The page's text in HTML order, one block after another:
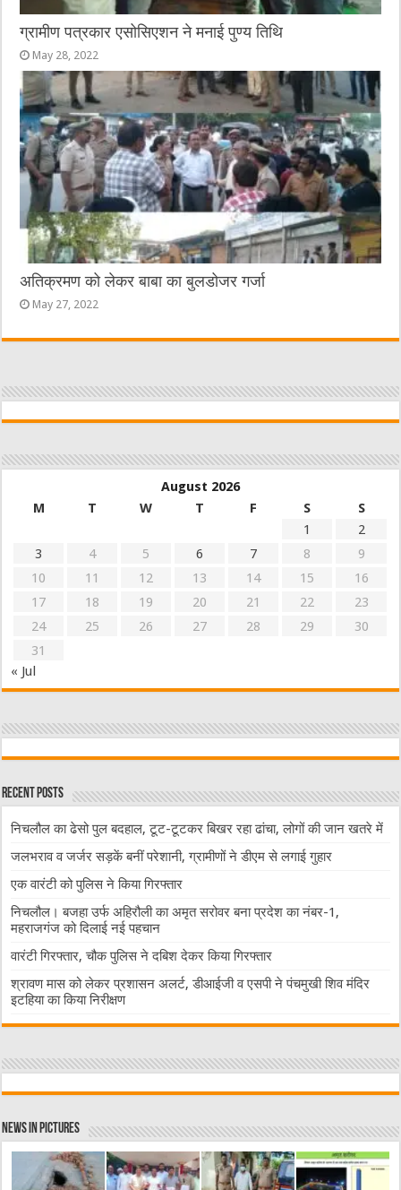
ग्रामीण पत्रकार एसोसिएशन ने मनाई पुण्य तिथि
May 28, 2022
अतिक्रमण को लेकर बाबा का बुलडोजर गर्जा
May 27, 2022
August 2026
M
T W T F S
S
1
2
3
4 5 6 7 8
9
10
11 12 13 14 15
16
17
18 19 20 21 22
23
24
25 26 27 28 29
30
31
« Jul
Recent Posts
निचलौल का ढेसो पुल बदहाल, टूट-टूटकर बिखर रहा ढांचा, लोगों की जान खतरे में
जलभराव व जर्जर सड़कें बनीं परेशानी, ग्रामीणों ने डीएम से लगाई गुहार
एक वारंटी को पुलिस ने किया गिरफ्तार
निचलौल। बजहा उर्फ अहिरौली का अमृत सरोवर बना प्रदेश का नंबर-1,
महराजगंज को दिलाई नई पहचान
वारंटी गिरफ्तार, चौक पुलिस ने दबिश देकर किया गिरफ्तार
श्रावण मास को लेकर प्रशासन अलर्ट, डीआईजी व एसपी ने पंचमुखी शिव मंदिर
इटहिया का किया निरीक्षण
News in Pictures